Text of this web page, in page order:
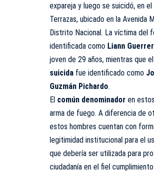
expareja y luego se suicidó, en
Terrazas, ubicado en la Avenida
Distrito Nacional. La víctima del
identificada como Liann
joven de 29 años, mientras que el
suicida fue identificado como
Guzmán Pichardo.
El común denominador en
arma de fuego. A diferencia de
estos hombres cuentan con
legitimidad institucional para el
que debería ser utilizada para
ciudadanía en el fiel